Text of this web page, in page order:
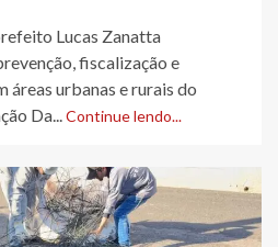
Lucas Zanatta
fiscalização e
áreas urbanas e rurais do
Da...Continue lendo...